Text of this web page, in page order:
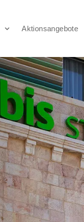
Aktionsangebote